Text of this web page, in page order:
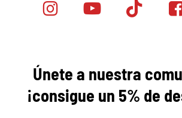
Minicar Tok
Únete a nuestra
¡consigue un 5% de